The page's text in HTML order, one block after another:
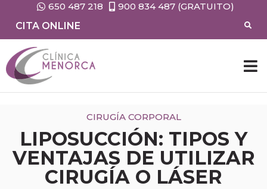
650 487 218
900 834 487 (GRATUITO)
CITA ONLINE
CIRUGÍA CORPORAL
LIPOSUCCIÓN: TIPOS Y
VENTAJAS DE UTILIZAR
CIRUGÍA O LÁSER